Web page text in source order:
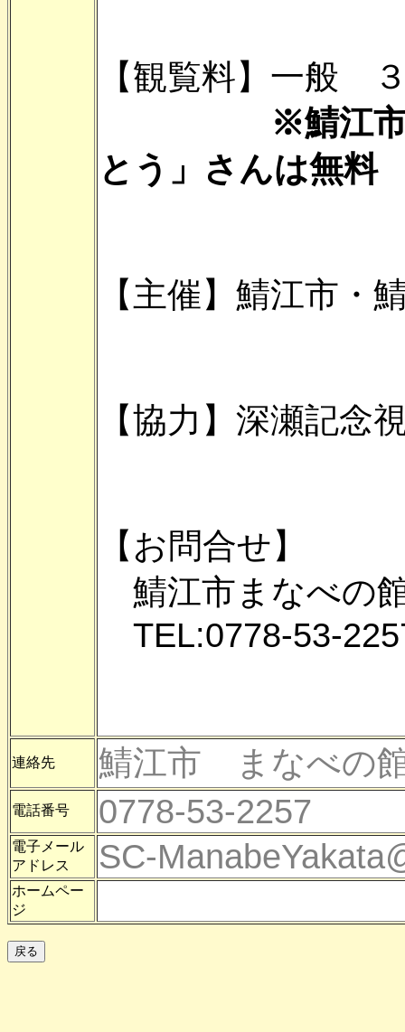
【観覧料】一般
※鯖江
とう」さんは無料
【主催】鯖江市・
【協力】深瀬記念
【お問合せ】
鯖江市まなべの
TEL:0778-53-
連絡先 鯖江市 まなべの
電話番号 0778-53-2257
電子メール
アドレス
SC-
ホームペー
ジ